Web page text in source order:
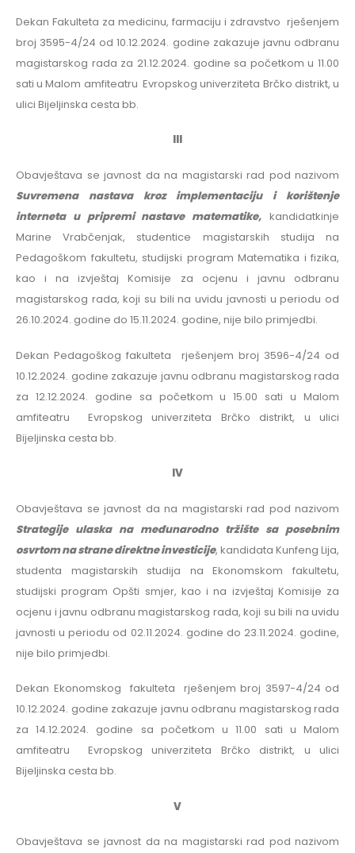
Dekan Fakulteta za medicinu, farmaciju i zdravstvo rješenjem
broj 3595-4/24 od 10.12.2024. godine zakazuje javnu odbranu
magistarskog rada za 21.12.2024. godine sa početkom u 11.00
sati u Malom amfiteatru Evropskog univerziteta Brčko distrikt, u
ulici Bijeljinska cesta bb.
III
Obavještava se javnost da na magistarski rad pod nazivom
Suvremena nastava kroz implementaciju i korištenje
interneta u pripremi nastave matematike, kandidatkinje
Marine Vrabčenjak, studentice magistarskih studija na
Pedagoškom fakultetu, studijski program Matematika i fizika,
kao i na izvještaj Komisije za ocjenu i javnu odbranu
magistarskog rada, koji su bili na uvidu javnosti u periodu od
26.10.2024. godine do 15.11.2024. godine, nije bilo primjedbi.
Dekan Pedagoškog fakulteta rješenjem broj 3596-4/24 od
10.12.2024. godine zakazuje javnu odbranu magistarskog rada
za 12.12.2024. godine sa početkom u 15.00 sati u Malom
amfiteatru Evropskog univerziteta Brčko distrikt, u ulici
Bijeljinska cesta bb.
IV
Obavještava se javnost da na magistarski rad pod nazivom
Strategije ulaska na međunarodno tržište sa posebnim
osvrtom na strane direktne investicije, kandidata Kunfeng Lija,
studenta magistarskih studija na Ekonomskom fakultetu,
studijski program Opšti smjer, kao i na izvještaj Komisije za
ocjenu i javnu odbranu magistarskog rada, koji su bili na uvidu
javnosti u periodu od 02.11.2024. godine do 23.11.2024. godine,
nije bilo primjedbi.
Dekan Ekonomskog fakulteta rješenjem broj 3597-4/24 od
10.12.2024. godine zakazuje javnu odbranu magistarskog rada
za 14.12.2024. godine sa početkom u 11.00 sati u Malom
amfiteatru Evropskog univerziteta Brčko distrikt, u ulici
Bijeljinska cesta bb.
V
Obavještava se javnost da na magistarski rad pod nazivom